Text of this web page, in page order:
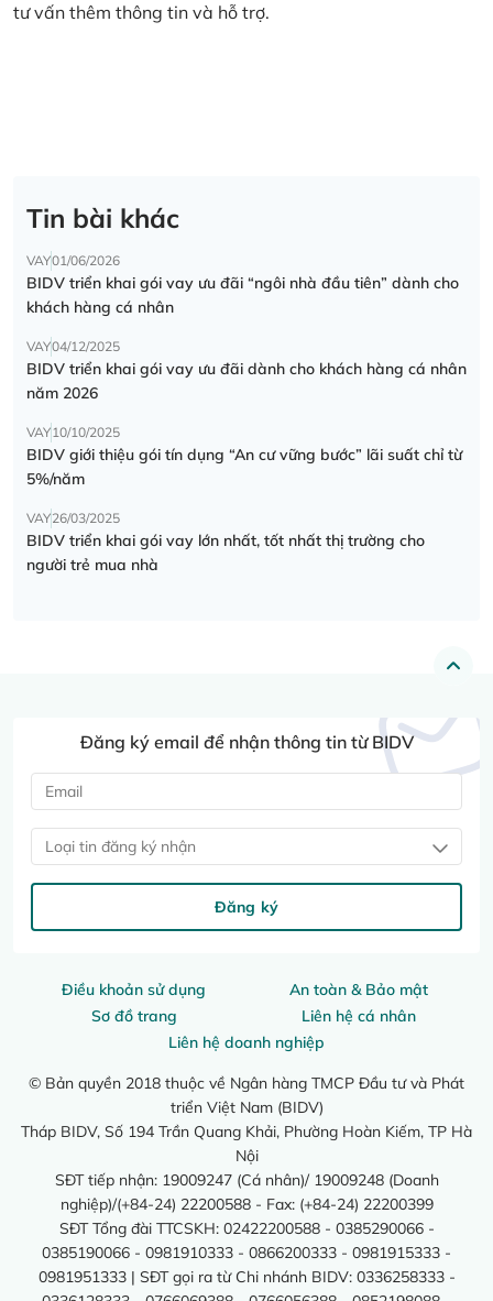
tư vấn thêm thông tin và hỗ trợ.
Tin bài khác
VAY01/06/2026
BIDV triển khai gói vay ưu đãi “ngôi nhà đầu tiên” dành cho
khách hàng cá nhân
VAY04/12/2025
BIDV triển khai gói vay ưu đãi dành cho khách hàng cá nhân
năm 2026
VAY10/10/2025
BIDV giới thiệu gói tín dụng “An cư vững bước” lãi suất chỉ từ
5%/năm
VAY26/03/2025
BIDV triển khai gói vay lớn nhất, tốt nhất thị trường cho
người trẻ mua nhà
Điều khoản sử dụng
An toàn & Bảo mật
Sơ đồ trang
Liên hệ cá nhân
Liên hệ doanh nghiệp
© Bản quyền 2018 thuộc về Ngân hàng TMCP Đầu tư và Phát
triển Việt Nam (BIDV)
Tháp BIDV, Số 194 Trần Quang Khải, Phường Hoàn Kiếm, TP Hà
Nội
SĐT tiếp nhận: 19009247 (Cá nhân)/ 19009248 (Doanh
nghiệp)/(+84-24) 22200588 - Fax: (+84-24) 22200399
SĐT Tổng đài TTCSKH: 02422200588 - 0385290066 -
0385190066 - 0981910333 - 0866200333 - 0981915333 -
0981951333 | SĐT gọi ra từ Chi nhánh BIDV: 0336258333 -
Đăng ký email để nhận thông tin từ BIDV
Loại tin đăng ký nhận
Đăng ký